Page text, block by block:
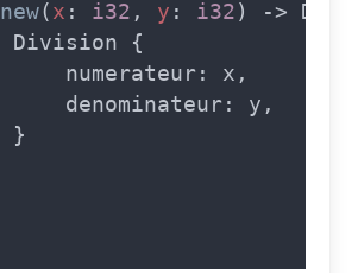
new( x : i32 , y : i32